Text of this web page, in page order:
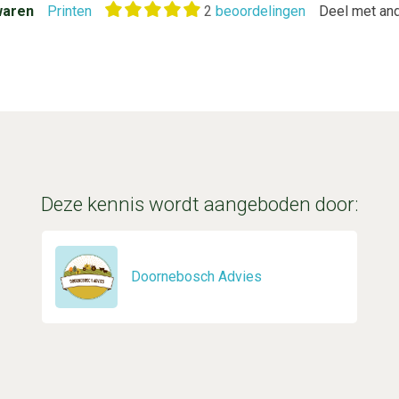
Printen 2 beoordelingen Deel met
Deze kennis wordt aangeboden door:
Doornebosch Advies